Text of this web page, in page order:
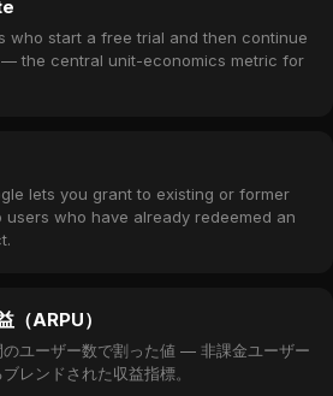
who start a free trial and then continue
the central unit-economics metric for
lets you grant to existing or former
who have already redeemed an
（ARPU）
ユーザー数で割った値 — 非課金ユーザー
レンドされた収益指標。